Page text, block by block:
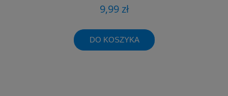
9,99 zł
DO KOSZYKA